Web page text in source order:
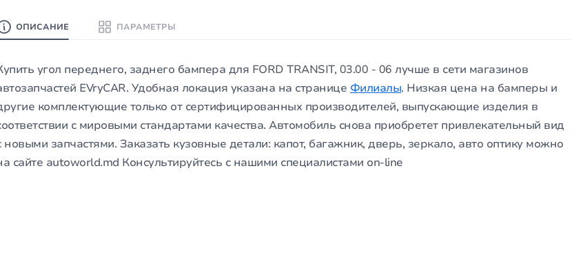
ОПИСАНИЕ ПАРАМЕТРЫ
угол переднего, заднего бампера для FORD TRANSIT, 03.00 - 06 лучше в сети магазинов
EVryCAR. Удобная локация указана на странице Филиалы. Низкая цена на бамперы и
комплектующие только от сертифицированных производителей, выпускающие изделия в
с мировыми стандартами качества. Автомобиль снова приобретет привлекательный вид
новыми запчастями. Заказать кузовные детали: капот, багажник, дверь, зеркало, авто оптику можно
сайте autoworld.md Консультируйтесь с нашими специалистами оn-line